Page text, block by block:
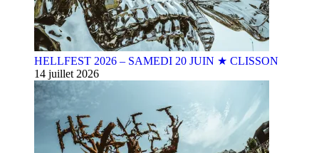
HELLFEST 2026 – SAMEDI 20 JUIN ★ CLISSON
14 juillet 2026